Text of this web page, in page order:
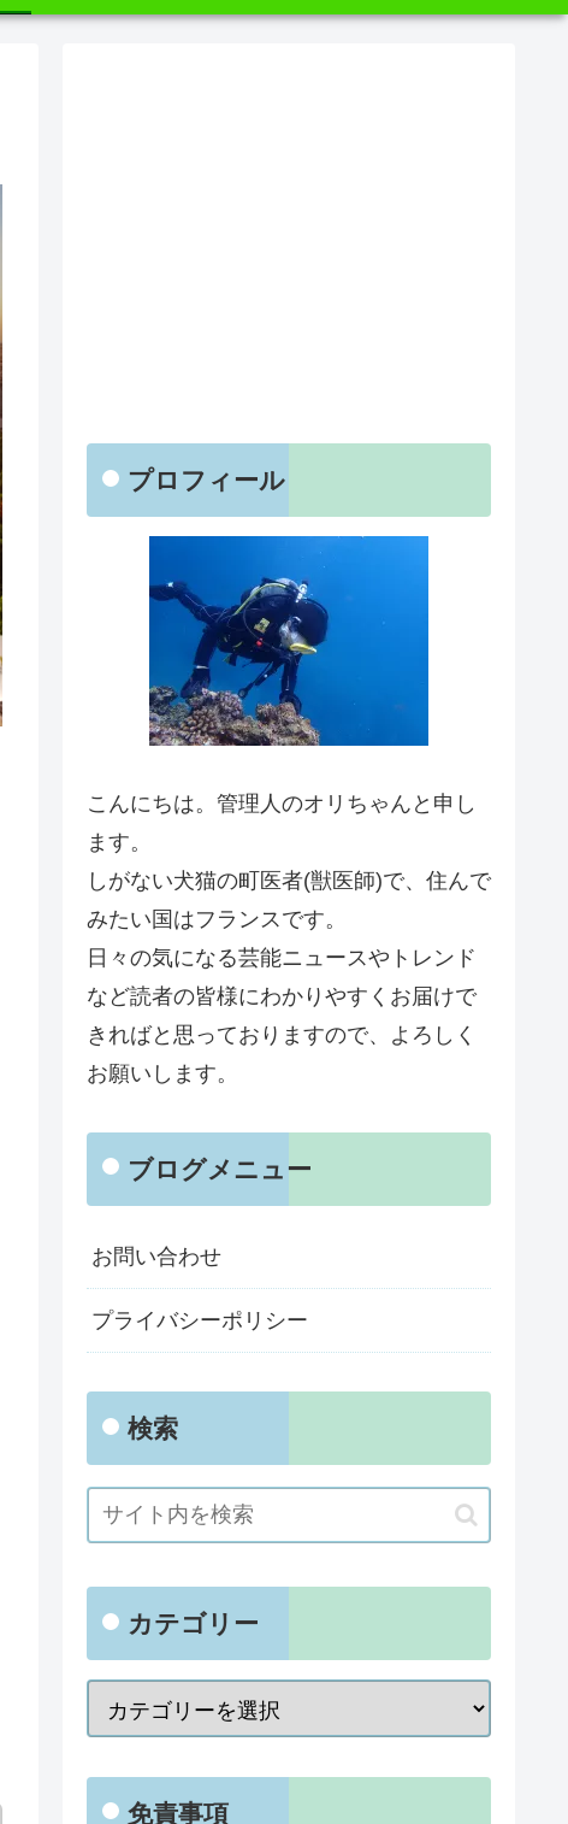
プロフィール
こんにちは。管理人のオリちゃんと申し
ます。
しがない犬猫の町医者(獣医師)で、住んで
みたい国はフランスです。
日々の気になる芸能ニュースやトレンド
など読者の皆様にわかりやすくお届けで
きればと思っておりますので、よろしく
お願いします。
ブログメニュー
お問い合わせ
プライバシーポリシー
検索
カテゴリー
免責事項